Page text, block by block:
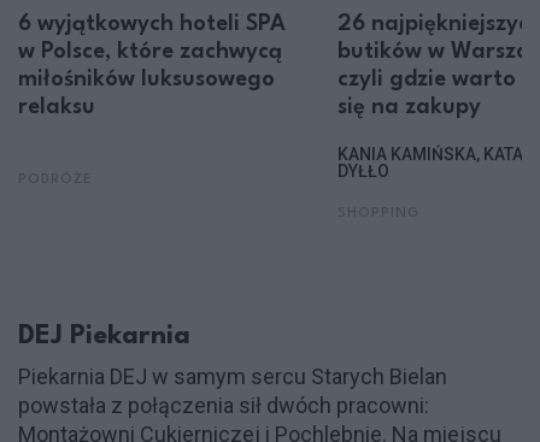
6 wyjątkowych hoteli SPA
w Polsce, które zachwycą
miłośników luksusowego
relaksu
26
butików w
czyli gdzie warto
się na zakupy
KANIA KAMIŃSKA,
DYŁŁO
DEJ Piekarnia
Piekarnia DEJ w samym sercu Starych Bielan
powstała z połączenia sił dwóch pracowni:
Montażowni Cukierniczej i Pochlebnie. Na miejscu